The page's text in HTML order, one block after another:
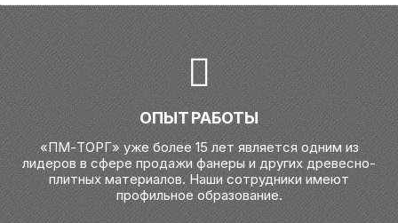
ОПЫТ РАБОТЫ
«ПМ-ТОРГ» уже более 15 лет является одним из
лидеров в сфере продажи фанеры и других древесно-
плитных материалов. Наши сотрудники имеют
профильное образование.